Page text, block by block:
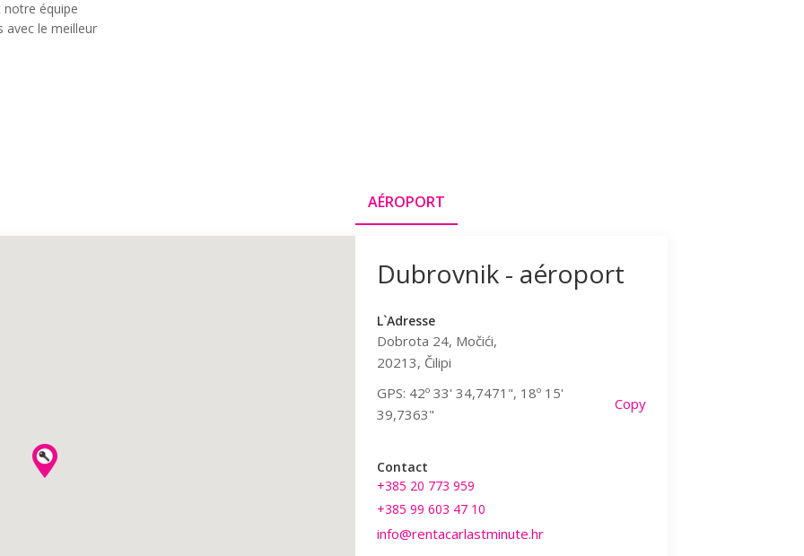
notre équipe
avec le meilleur
AÉROPORT
Dubrovnik - aéroport
L`adresse
Dobrota 24, Močići,
20213, Čilipi
GPS: 42º 33' 34,7471", 18º 15'
39,7363"
Copy
Contact
+385 20 773 959
+385 99 603 47 10
info@rentacarlastminute.hr